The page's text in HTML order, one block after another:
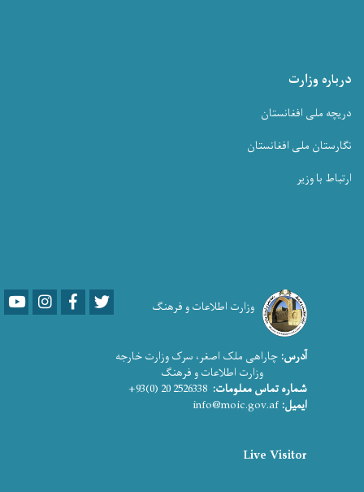
درباره وزارت
دریچه ملی افغانستان
نگارستان ملی افغانستان
ارتباط با وزیر
وزارت اطلاعات و فرهنگ YoutubeLinkedInFacebook
آدرس: چاراهی ملک اصغر، سرک وزارت خارجه
وزارت اطلاعات و فرهنگ
شماره تماس معلومات:
ایمیل:
Live Visitor